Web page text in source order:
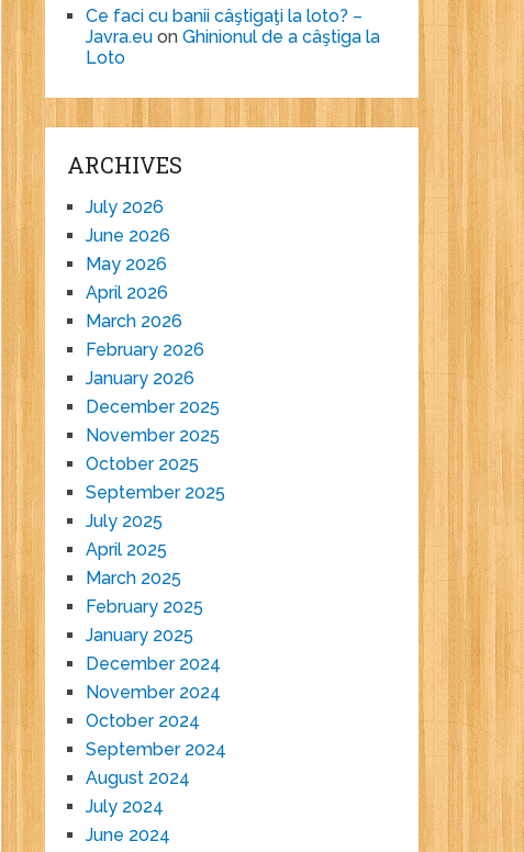
Ce faci cu banii câştigaţi la loto? –
Javra.eu onGhinionul de a câştiga la
Loto
ARCHIVES
July 2026
June 2026
May 2026
April 2026
March 2026
February 2026
January 2026
December 2025
November 2025
October 2025
September 2025
July 2025
April 2025
March 2025
February 2025
January 2025
December 2024
November 2024
October 2024
September 2024
August 2024
July 2024
June 2024